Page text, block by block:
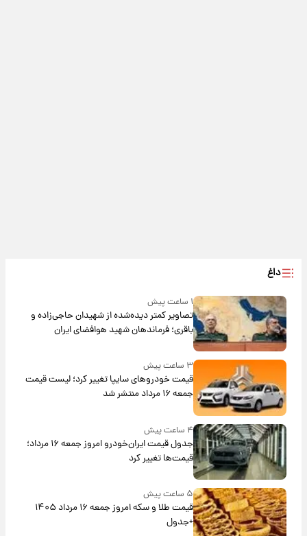
داغ
۱ ساعت پیش
تصاویر کمتر دیده‌شده از شهیدان حاجی‌زاده و
باقری؛ فرماندهان شهید هوافضای ایران
۳ ساعت پیش
قیمت خودروهای سایپا تغییر کرد؛ لیست قیمت
جمعه ۱۶ مرداد منتشر شد
۴ ساعت پیش
جدول قیمت ایران‌خودرو امروز جمعه ۱۶ مرداد؛
قیمت‌ها تغییر کرد
۵ ساعت پیش
قیمت طلا و سکه امروز جمعه ۱۶ مرداد ۱۴۰۵
+جدول